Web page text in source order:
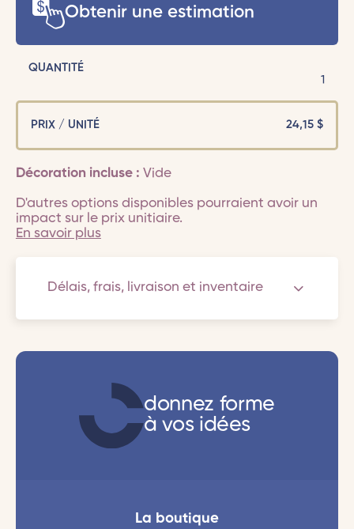
Obtenir une estimation
QUANTITÉ
1
PRIX / UNITÉ 24,15$
Décoration incluse : Vide
D'autres options disponibles pourraient avoir un
impact sur le prix unitiaire.
En savoir plus
Délais, frais, livraison et inventaire
donnez forme
à vos idées
La boutique